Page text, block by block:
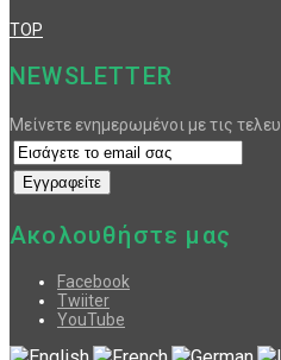
TOP
NEWSLETTER
Μείνετε ενημερωμένοι με τις
Ακολουθήστε μας
Facebook
Twiiter
YouTube